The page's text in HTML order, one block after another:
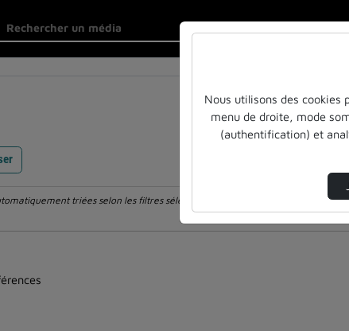
triées selon les filtres sélectionnés ci-dessous. Consultez les
Nous utilisons des cookies
menu de droite, mode
(authentification) et